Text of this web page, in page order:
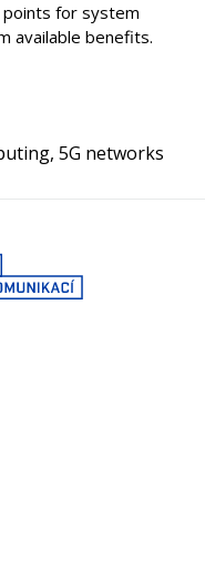
for system
available benefits.
5G networks